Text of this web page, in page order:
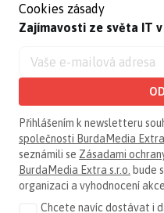
Cookies zásady
Zajímavosti ze světa IT
Přihlášením k newsletteru
společnosti BurdaMedia Extra
seznámili se Zásadami
BurdaMedia Extra s.r.o. bude
organizaci a vyhodnocení
Chcete navíc dostávat i